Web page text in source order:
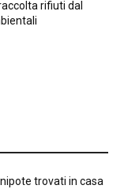
rifiuti dal
trovati in casa